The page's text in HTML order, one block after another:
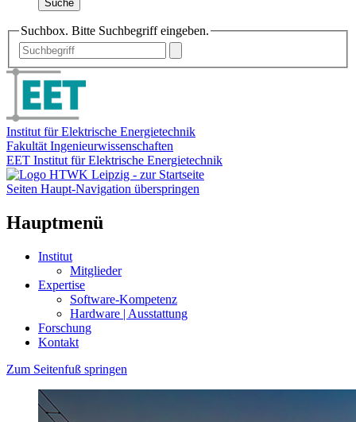
Suche
Suchbox. Bitte Suchbegriff eingeben.
Institut für Elektrische Energietechnik
Fakultät Ingenieurwissenschaften
EET Institut für Elektrische Energietechnik
Seiten Haupt-Navigation überspringen
Hauptmenü
Institut
Mitglieder
Expertise
Software-Kompetenz
Hardware | Ausstattung
Forschung
Kontakt
Zum Seitenfuß springen